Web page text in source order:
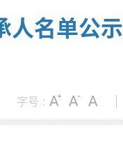
人名单公示
字号 :